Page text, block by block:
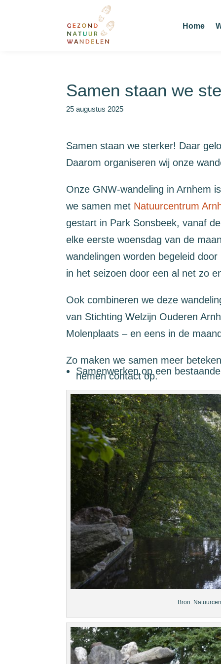
Home
Samen staan we
25 augustus 2025
Samen staan we sterker! Daar
Daarom organiseren wij onze
Onze GNW-wandeling in Arnhem
we samen met Natuurcentrum
gestart in Park Sonsbeek, vanaf
elke eerste woensdag van de
wandelingen worden begeleid
in het seizoen door een al net zo
Ook combineren we deze
van Stichting Welzijn Ouderen
Molenplaats – en eens in de
Zo maken we samen meer
Samenwerken op een
nemen contact op.
Bron: